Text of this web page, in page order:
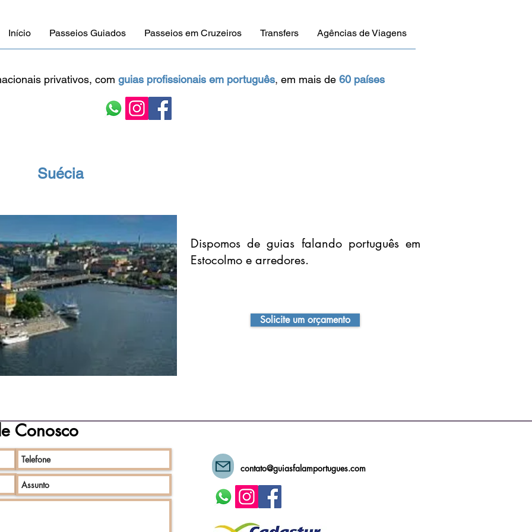
Início Passeios Guiados Passeios em Cruzeiros Transfers Agências de Viagens
privativos, com guias profissionais em português, em mais de 60 países
Suécia
Dispomos de guias falando português em
Estocolmo e arredores.
Solicite um orçamento
Conosco
contato@guiasfalamportugues.com